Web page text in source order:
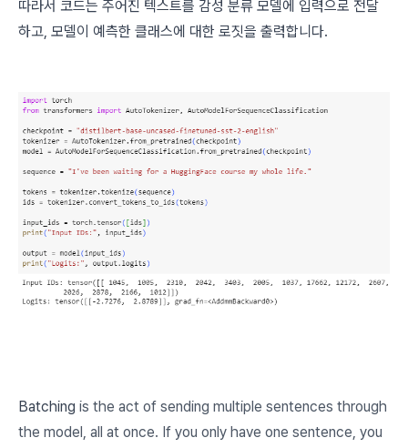
따라서 코드는 주어진 텍스트를 감성 분류 모델에 입력으로 전달
하고, 모델이 예측한 클래스에 대한 로짓을 출력합니다.
Batching is the act of sending multiple sentences through
the model, all at once. If you only have one sentence, you